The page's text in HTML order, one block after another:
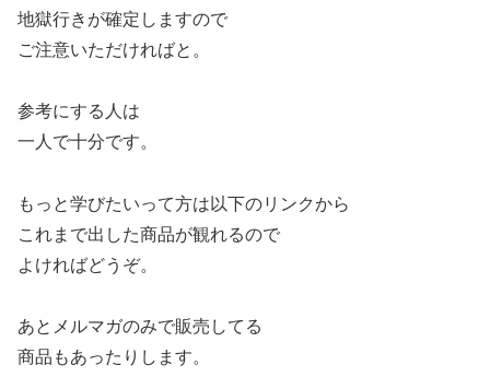
地獄行きが確定しますので
ご注意いただければと。
参考にする人は
一人で十分です。
もっと学びたいって方は以下のリンクから
これまで出した商品が観れるので
よければどうぞ。
あとメルマガのみで販売してる
商品もあったりします。